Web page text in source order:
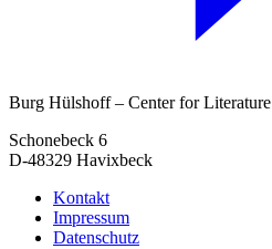
Burg Hülshoff – Center for Literature
Schonebeck 6
D-48329 Havixbeck
Kontakt
Impressum
Datenschutz